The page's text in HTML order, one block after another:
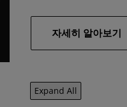
자세히 알아보기
Expand All